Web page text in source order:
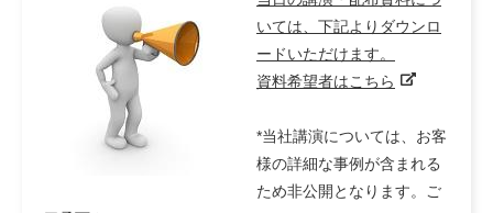
いては、下記よりダウンロ
ードいただけます。
資料希望者はこちら
*当社講演については、お客
様の詳細な事例が含まれる
ため非公開となります。ご